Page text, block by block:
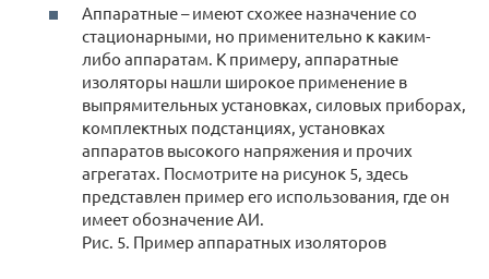
Аппаратные – имеют схожее назначение со
стационарными, но применительно к каким-
либо аппаратам. К примеру, аппаратные
изоляторы нашли широкое применение в
выпрямительных установках, силовых приборах,
комплектных подстанциях, установках
аппаратов высокого напряжения и прочих
агрегатах. Посмотрите на рисунок 5, здесь
представлен пример его использования, где он
имеет обозначение АИ.
Рис. 5. Пример аппаратных изоляторов